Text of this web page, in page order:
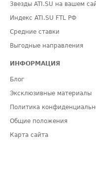
Звезды ATI.SU на вашем
Индекс ATI.SU FTL РФ
Средние ставки
Выгодные направления
ИНФОРМАЦИЯ
Блог
Эксклюзивные материалы
Политика
Общие положения
Карта сайта